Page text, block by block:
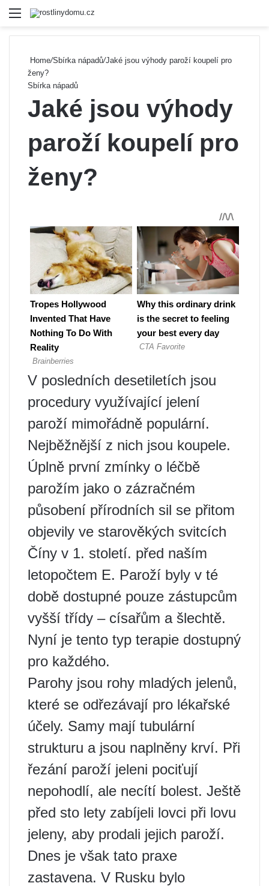
Menu
Home/Sbírka nápadů/Jaké jsou výhody paroží koupelí pro
ženy?
Sbírka nápadů
Jaké jsou výhody
paroží koupelí pro
ženy?
V posledních desetiletích jsou
procedury využívající jelení
paroží mimořádně populární.
Nejběžnější z nich jsou koupele.
Úplně první zmínky o léčbě
parožím jako o zázračném
působení přírodních sil se přitom
objevily ve starověkých svitcích
Číny v 1. století. před naším
letopočtem E. Paroží byly v té
době dostupné pouze zástupcům
vyšší třídy – císařům a šlechtě.
Nyní je tento typ terapie dostupný
pro každého.
Parohy jsou rohy mladých jelenů,
které se odřezávají pro lékařské
účely. Samy mají tubulární
strukturu a jsou naplněny krví. Při
řezání paroží jeleni pociťují
nepohodlí, ale necítí bolest. Ještě
před sto lety zabíjeli lovci při lovu
jeleny, aby prodali jejich paroží.
Dnes je však tato praxe
zastavena. V Rusku bylo